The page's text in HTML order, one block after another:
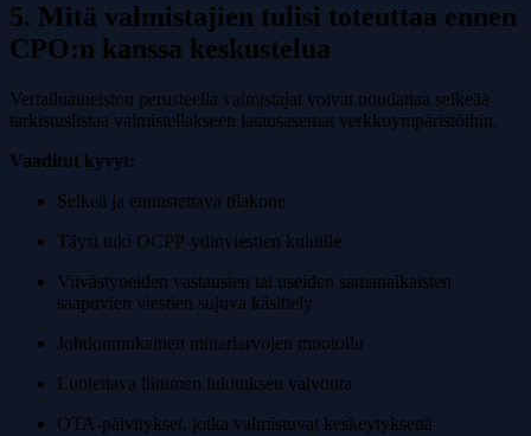
5. Mitä valmistajien tulisi toteuttaa ennen
CPO:n kanssa keskustelua
Vertailuaineiston perusteella valmistajat voivat noudattaa selkeää
tarkistuslistaa valmistellakseen latausasemat verkkoympäristöihin.
Vaaditut kyvyt:
Selkeä ja ennustettava tilakone
Täysi tuki OCPP-ydinviestien kuluille
Viivästyneiden vastausten tai useiden samanaikaisten
saapuvien viestien sujuva käsittely
Johdonmukainen mittariarvojen muotoilu
Luotettava liittimen lukituksen valvonta
OTA-päivitykset, jotka valmistuvat keskeytyksettä